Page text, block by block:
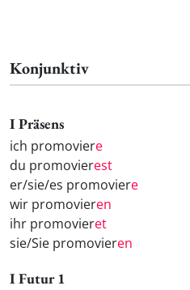
Konjunktiv
I Präsens
ich promoviere
du promovierest
er/sie/es promoviere
wir promovieren
ihr promovieret
sie/Sie promovieren
I Futur 1